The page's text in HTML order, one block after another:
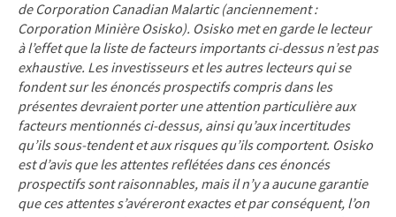
de Corporation Canadian Malartic (anciennement :
Corporation Minière Osisko). Osisko met en garde le lecteur
à l’effet que la liste de facteurs importants ci-dessus n’est pas
exhaustive. Les investisseurs et les autres lecteurs qui se
fondent sur les énoncés prospectifs compris dans les
présentes devraient porter une attention particulière aux
facteurs mentionnés ci-dessus, ainsi qu’aux incertitudes
qu’ils sous-tendent et aux risques qu’ils comportent. Osisko
est d’avis que les attentes reflétées dans ces énoncés
prospectifs sont raisonnables, mais il n’y a aucune garantie
que ces attentes s’avéreront exactes et par conséquent, l’on